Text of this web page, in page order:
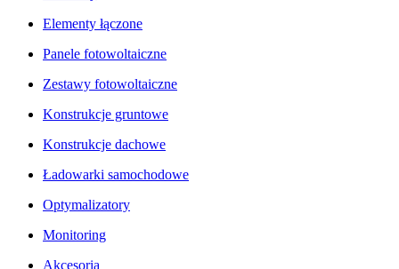
Elementy łączone
Panele fotowoltaiczne
Zestawy fotowoltaiczne
Konstrukcje gruntowe
Konstrukcje dachowe
Ładowarki samochodowe
Optymalizatory
Monitoring
Akcesoria